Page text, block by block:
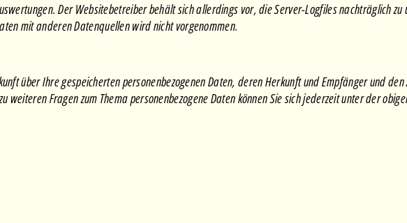
Der Websitebetreiber behält sich allerdings vor, die Server-Logfiles nachträglich
mit anderen Datenquellen wird nicht vorgenommen.
über Ihre gespeicherten personenbezogenen Daten, deren Herkunft und Empfänger und
weiteren Fragen zum Thema personenbezogene Daten können Sie sich jederzeit unter der